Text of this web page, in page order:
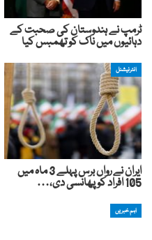
ٹرمپ نے ہندوستان کی صحبت کے
دہائیوں میں ناک کو تھمبس کیا
انٹرنیشنل
ایران نے رواں برس پہلے 3 ماہ میں
105 افراد کو پھانسی دی،…
اہم خبریں